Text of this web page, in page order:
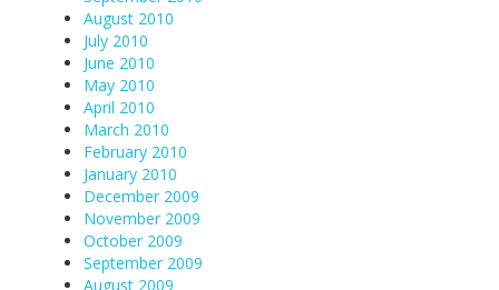
August 2010
July 2010
June 2010
May 2010
April 2010
March 2010
February 2010
January 2010
December 2009
November 2009
October 2009
September 2009
August 2009